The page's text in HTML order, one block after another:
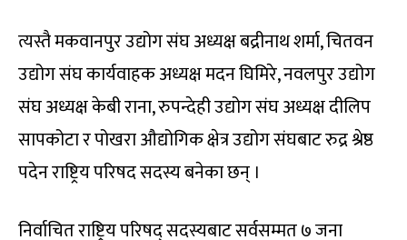
त्यस्तै मकवानपुर उद्योग संघ अध्यक्ष बद्रीनाथ शर्मा, चितवन
उद्योग संघ कार्यवाहक अध्यक्ष मदन घिमिरे, नवलपुर उद्योग
संघ अध्यक्ष केबी राना, रुपन्देही उद्योग संघ अध्यक्ष दीलिप
सापकोटा र पोखरा औद्योगिक क्षेत्र उद्योग संघबाट रुद्र श्रेष्ठ
पदेन राष्ट्रिय परिषद सदस्य बनेका छन् ।
निर्वाचित राष्ट्रिय परिषद् सदस्यबाट सर्वसम्मत ७ जना